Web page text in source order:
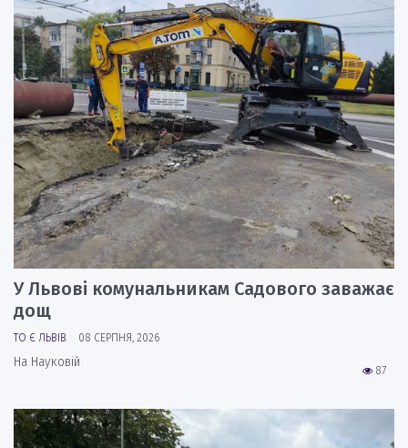
У Львові комунальникам Садового заважає
дощ
ТО Є ЛЬВІВ 08 СЕРПНЯ, 2026
87
На Науковій